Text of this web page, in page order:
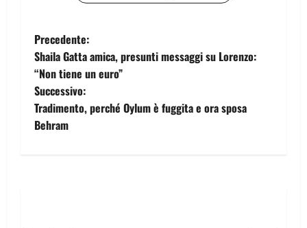
Precedente:
Shaila Gatta amica, presunti messaggi su Lorenzo:
“Non tiene un euro”
Successivo:
Tradimento, perché Oylum è fuggita e ora sposa
Behram